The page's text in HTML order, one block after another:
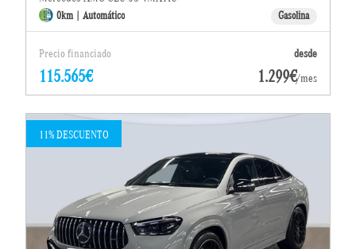
0km | Automático Gasolina
Precio financiado desde
115.565€ 1.299€/mes
11% DESCUENTO